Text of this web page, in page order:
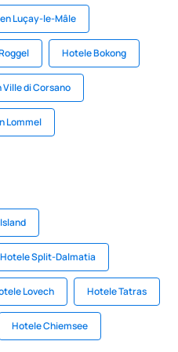
Luçay-le-Mâle
Hotele Bokong
Ville di Corsano
Lommel
Hotele Split-Dalmatia
Lovech Hotele Tatras
Hotele Chiemsee